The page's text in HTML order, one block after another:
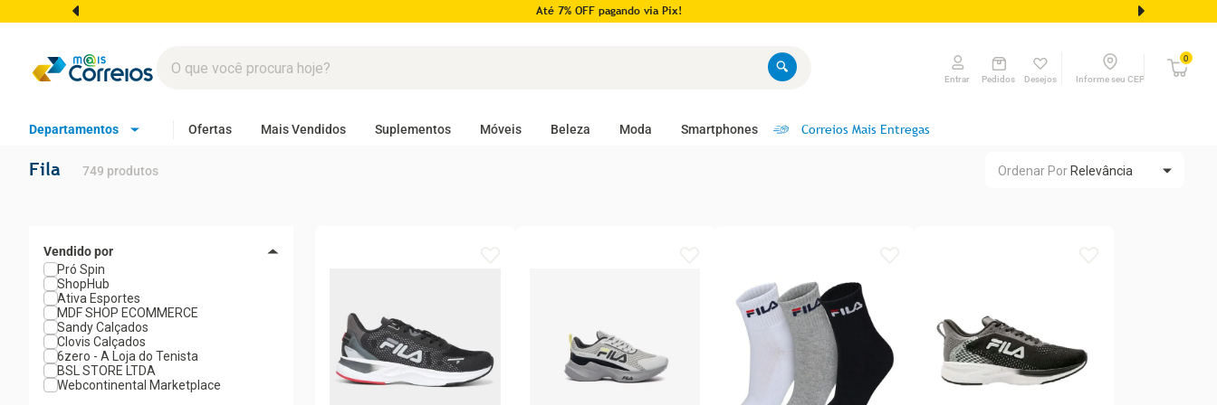
Pague em até 10x no cartão!
Entrar Pedidos Desejos Informe seu CEP
0
Departamentos Ofertas Mais Vendidos Suplementos Móveis Beleza Moda Smartphones Correios Mais Entregas
Fila 749 produtos Ordenar Por Relevância
Pró Spin
ShopHub
Ativa Esportes
MDF SHOP ECOMMERCE
Sandy Calçados
Clovis Calçados
6zero - A Loja do Tenista
BSL STORE LTDA
Webcontinental Marketplace